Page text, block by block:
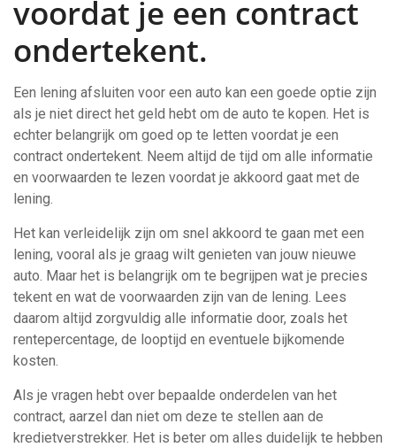
voordat je een contract
ondertekent.
Een lening afsluiten voor een auto kan een goede optie zijn
als je niet direct het geld hebt om de auto te kopen. Het is
echter belangrijk om goed op te letten voordat je een
contract ondertekent. Neem altijd de tijd om alle informatie
en voorwaarden te lezen voordat je akkoord gaat met de
lening.
Het kan verleidelijk zijn om snel akkoord te gaan met een
lening, vooral als je graag wilt genieten van jouw nieuwe
auto. Maar het is belangrijk om te begrijpen wat je precies
tekent en wat de voorwaarden zijn van de lening. Lees
daarom altijd zorgvuldig alle informatie door, zoals het
rentepercentage, de looptijd en eventuele bijkomende
kosten.
Als je vragen hebt over bepaalde onderdelen van het
contract, aarzel dan niet om deze te stellen aan de
kredietverstrekker. Het is beter om alles duidelijk te hebben